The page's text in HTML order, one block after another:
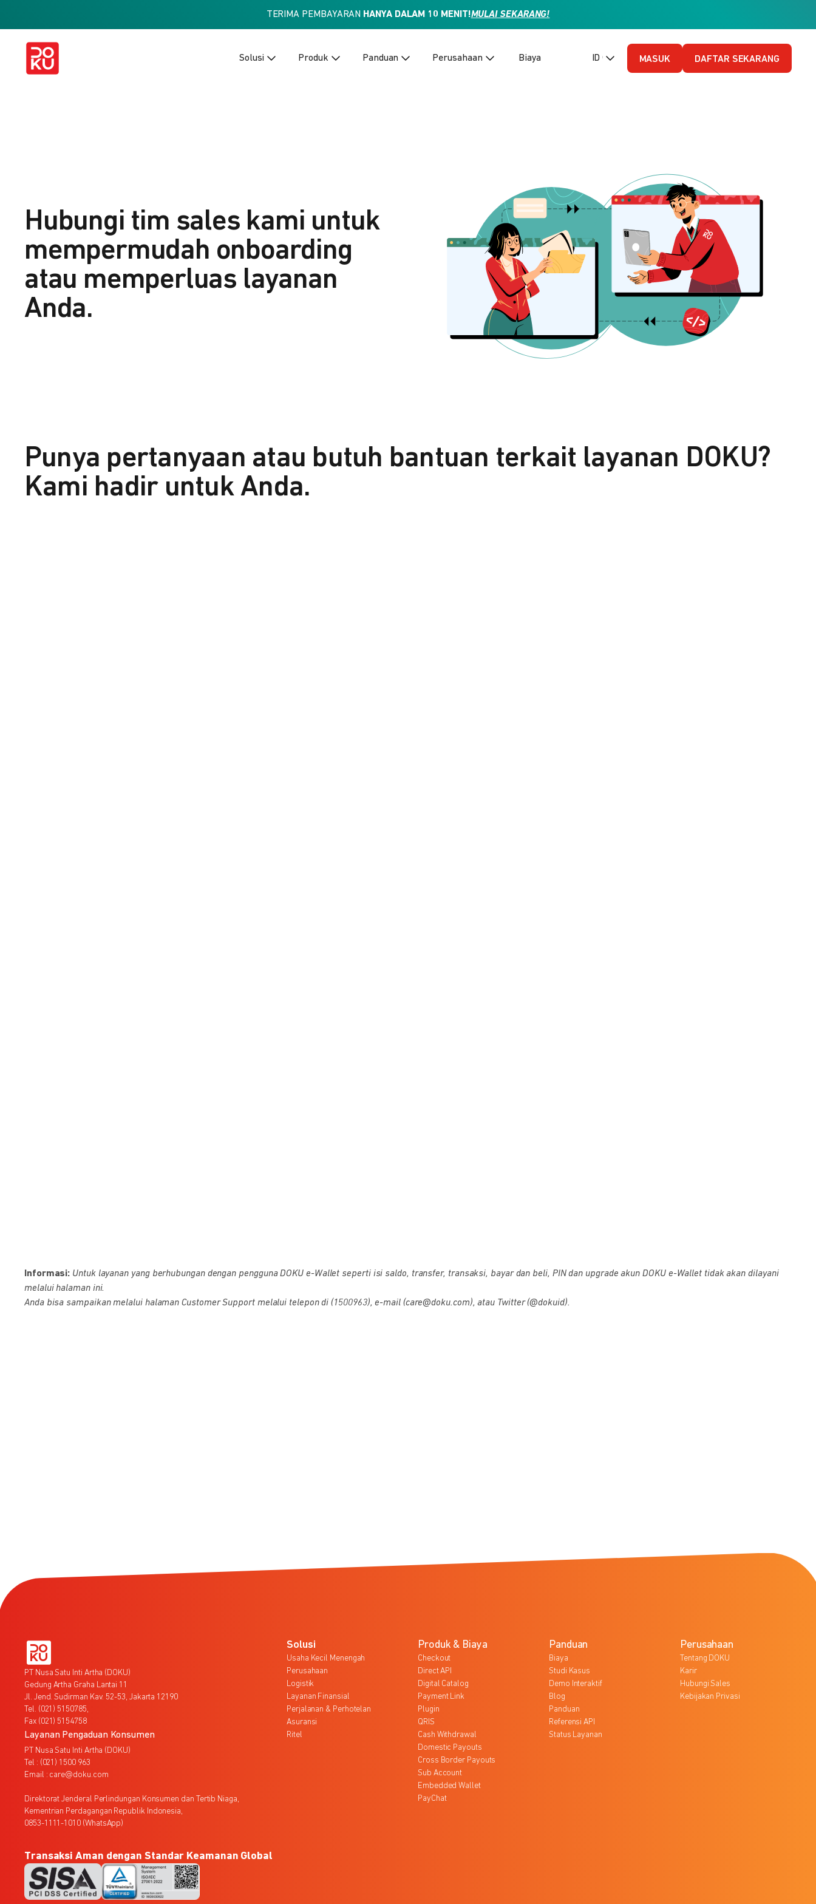
TERIMA PEMBAYARAN HANYA DALAM 10 MENIT!MULAI SEKARANG!
Solusi Produk Panduan Perusahaan Biaya ID (Bahasa Indonesia)
MASUK DAFTAR SEKARANG
Hubungi tim sales kami untuk
mempermudah onboarding
atau memperluas layanan
Anda.
Punya pertanyaan atau butuh bantuan terkait layanan DOKU?
Kami hadir untuk Anda.
Informasi: Untuk layanan yang berhubungan dengan pengguna DOKU e-Wallet seperti isi saldo, transfer, transaksi, bayar dan beli, PIN dan upgrade akun DOKU e-Wallet tidak akan dilayani
melalui halaman ini.
Anda bisa sampaikan melalui halaman Customer Support melalui telepon di (1500963), e-mail (care@doku.com), atau Twitter (@dokuid).
PT Nusa Satu Inti Artha (DOKU)
Gedung Artha Graha Lantai 11
Jl. Jend. Sudirman Kav. 52-53, Jakarta 12190
Tel. (021) 5150785,
Fax (021) 5154758
Layanan Pengaduan Konsumen
PT Nusa Satu Inti Artha (DOKU)
Tel : (021) 1500 963
Email : care@doku.com
Direktorat Jenderal Perlindungan Konsumen dan Tertib Niaga,
Kementrian Perdagangan Republik Indonesia,
0853-1111-1010 (WhatsApp)
Solusi
Usaha Kecil Menengah
Perusahaan
Logistik
Layanan Finansial
Perjalanan & Perhotelan
Asuransi
Ritel
Produk & Biaya
Checkout
Direct API
Digital Catalog
Payment Link
Plugin
QRIS
Cash Withdrawal
Domestic Payouts
Cross Border Payouts
Sub Account
Embedded Wallet
PayChat
Panduan
Biaya
Studi Kasus
Demo Interaktif
Blog
Panduan
Referensi API
Status Layanan
Perusahaan
Tentang DOKU
Karir
Hubungi Sales
Kebijakan Privasi
Transaksi Aman dengan Standar Keamanan Global